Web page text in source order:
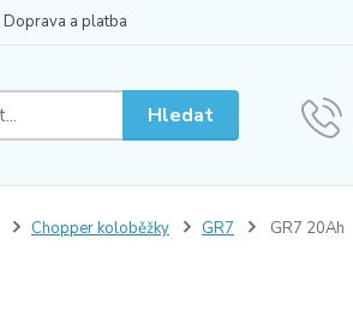
Doprava a platba
Hledat
Chopper koloběžky GR7 GR7 20Ah